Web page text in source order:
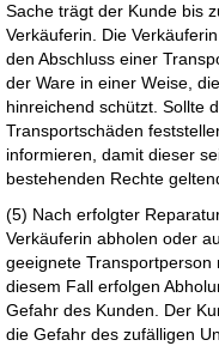
Sache trägt der Kunde bis
Verkäuferin. Die
den Abschluss einer
der Ware in einer Weise,
hinreichend schützt. Sollte
Transportschäden
informieren, damit dieser
bestehenden Rechte
(5) Nach erfolgter
Verkäuferin abholen oder
geeignete Transportperson
diesem Fall erfolgen
Gefahr des Kunden. Der
die Gefahr des zufälligen